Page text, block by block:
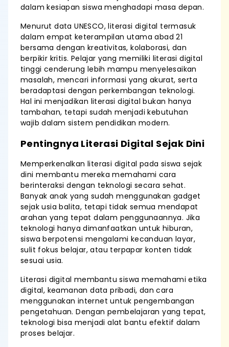
dalam kesiapan siswa menghadapi masa depan.
Menurut data UNESCO, literasi digital termasuk
dalam empat keterampilan utama abad 21
bersama dengan kreativitas, kolaborasi, dan
berpikir kritis. Pelajar yang memiliki literasi digital
tinggi cenderung lebih mampu menyelesaikan
masalah, mencari informasi yang akurat, serta
beradaptasi dengan perkembangan teknologi.
Hal ini menjadikan literasi digital bukan hanya
tambahan, tetapi sudah menjadi kebutuhan
wajib dalam sistem pendidikan modern.
Pentingnya Literasi Digital Sejak Dini
Memperkenalkan literasi digital pada siswa sejak
dini membantu mereka memahami cara
berinteraksi dengan teknologi secara sehat.
Banyak anak yang sudah menggunakan gadget
sejak usia balita, tetapi tidak semua mendapat
arahan yang tepat dalam penggunaannya. Jika
teknologi hanya dimanfaatkan untuk hiburan,
siswa berpotensi mengalami kecanduan layar,
sulit fokus belajar, atau terpapar konten tidak
sesuai usia.
Literasi digital membantu siswa memahami etika
digital, keamanan data pribadi, dan cara
menggunakan internet untuk pengembangan
pengetahuan. Dengan pembelajaran yang tepat,
teknologi bisa menjadi alat bantu efektif dalam
proses belajar.